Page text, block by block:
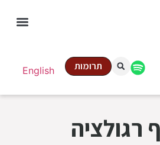
English תרומות
רגולציה